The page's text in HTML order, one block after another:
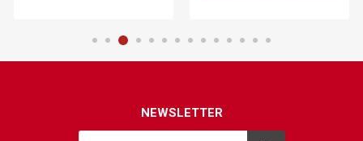
NEWSLETTER